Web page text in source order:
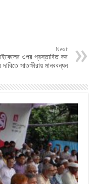
Next
ওপর প্রস্তাবিত কর
দাবিতে সাতক্ষীরায় মানববন্ধন